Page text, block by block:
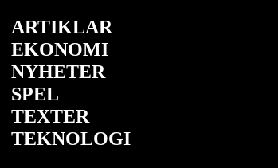
ARTIKLAR
EKONOMI
NYHETER
SPEL
TEXTER
TEKNOLOGI